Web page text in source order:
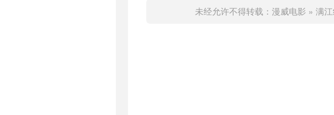
未经允许不得转载： 漫威电影 » 满